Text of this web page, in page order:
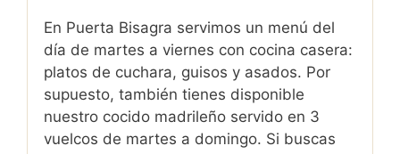
En Puerta Bisagra servimos un menú del
día de martes a viernes con cocina casera:
platos de cuchara, guisos y asados. Por
supuesto, también tienes disponible
nuestro cocido madrileño servido en 3
vuelcos de martes a domingo. Si buscas